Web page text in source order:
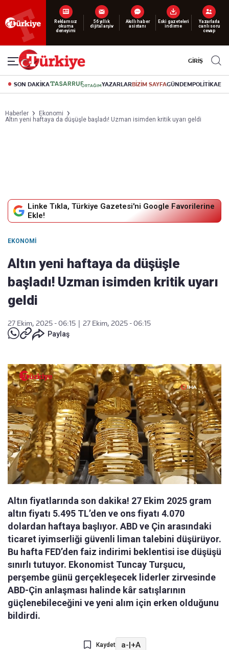
Reklamsız
okuma
deneyimi
56 yıllık
dijital arşiv
Akıllı haber
asistanı
Eski gazeteleri
indirme
Yazarlarla
canlı soru
cevap
Yeni nesil dijital
abonelik 19 TL’den başlayan fiyatlarla.
GİRİŞ
SON DAKİKA YAZARLARBİZİM SAYFAGÜNDEMPOLİTİKA
Haberler
Ekonomi
Altın yeni haftaya da düşüşle başladı! Uzman isimden kritik uyarı geldi
Linke Tıkla, Türkiye Gazetesi'ni Google Favorilerine
Ekle!
EKONOMI
Altın yeni haftaya da düşüşle
başladı! Uzman isimden kritik uyarı
geldi
27 Ekim, 2025 - 06:15
27 Ekim, 2025 - 06:15
Paylaş
Altın fiyatlarında son dakika! 27 Ekim 2025 gram
altın fiyatı 5.495 TL’den ve ons fiyatı 4.070
dolardan haftaya başlıyor. ABD ve Çin arasındaki
ticaret iyimserliği güvenli liman talebini düşürüyor.
Bu hafta FED’den faiz indirimi beklentisi ise düşüşü
sınırlı tutuyor. Ekonomist Tuncay Turşucu,
perşembe günü gerçekleşecek liderler zirvesinde
ABD-Çin anlaşması halinde kâr satışlarının
güçlenebileceğini ve yeni alım için erken olduğunu
bildirdi.
Kaydet a-|+A